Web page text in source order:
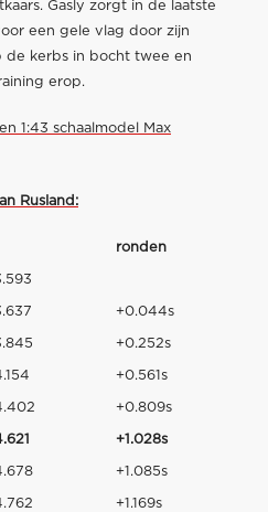
Gasly zorgt in de laatste
een gele vlag door zijn
kerbs in bocht twee en
erop.
1:43 schaalmodel Max
Rusland:
ronden
+0.044s
+0.252s
+0.561s
+0.809s
+1.028s
+1.085s
+1.169s